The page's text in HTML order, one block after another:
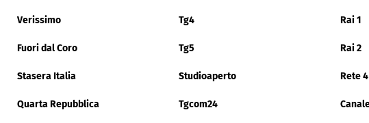
Verissimo Tg4 Rai 1
Fuori dal Coro Tg5 Rai 2
Stasera Italia Studioaperto Rete 4
Quarta Repubblica Tgcom24